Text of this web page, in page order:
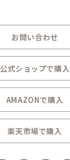
お問い合わせ
公式ショップで購入
AMAZONで購入
楽天市場で購入